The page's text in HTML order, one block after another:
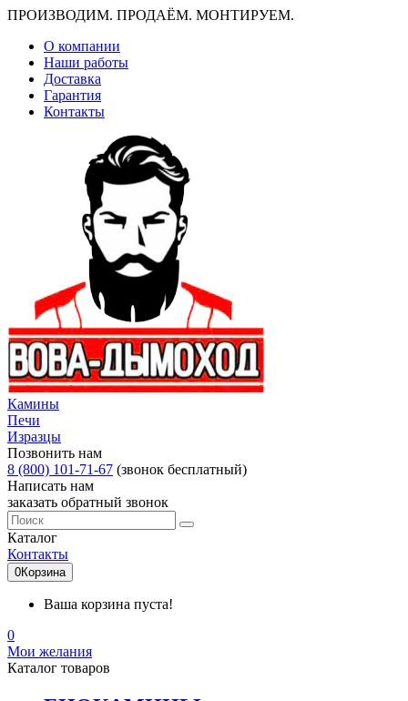
ПРОИЗВОДИМ. ПРОДАЁМ. МОНТИРУЕМ.
О компании
Наши работы
Доставка
Гарантия
Контакты
Камины
Печи
Изразцы
Позвонить нам
8 (800) 101-71-67 (звонок бесплатный)
Написать нам
заказать обратный звонок
Каталог
Контакты
0Корзина
Ваша корзина пуста!
0
Мои желания
Каталог товаров